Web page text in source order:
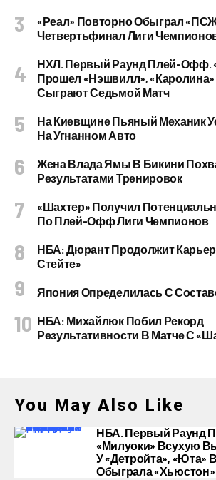
«Реал» Повторно Обыграл
Четвертьфинал Лиги
НХЛ. Первый Раунд Плей-Офф.
Прошел «Нэшвилл»,
Сыграют Седьмой Матч
На Киевщине Пьяный Механик
На Угнанном Авто
Жена Влада Ямы В Бикини
Результатами Тренировок
«Шахтер» Получил
По Плей-Офф Лиги Чемпионов
НБА: Дюрант Продолжит
Стейте»
Япония Определилась С
НБА: Михайлюк Побил Рекорд
Результативности В Матче С
You May Also Like
НБА. Первый Раунд
«Милуоки» Всухую
У «Детройта», «Юта»
Обыграла «Хьюстон»